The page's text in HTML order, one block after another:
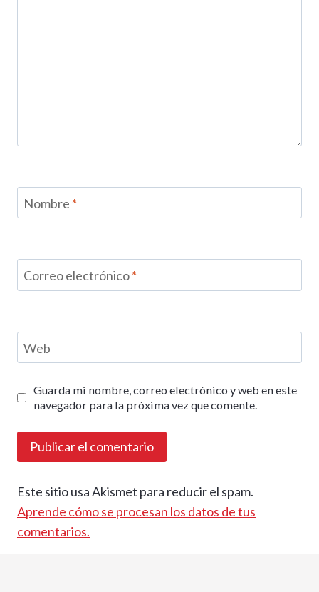
Nombre *
Correo electrónico*
Web
Guarda mi nombre, correo electrónico y web en este
navegador para la próxima vez que comente.
Este sitio usa Akismet para reducir el spam.
Aprende cómo se procesan los datos de tus
comentarios.